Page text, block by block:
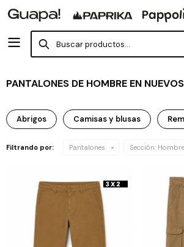
PANTALONES DE HOMBRE EN NUEVOS
Abrigos Camisas y blusas
Filtrando por: Pantalones Sección: Hombre